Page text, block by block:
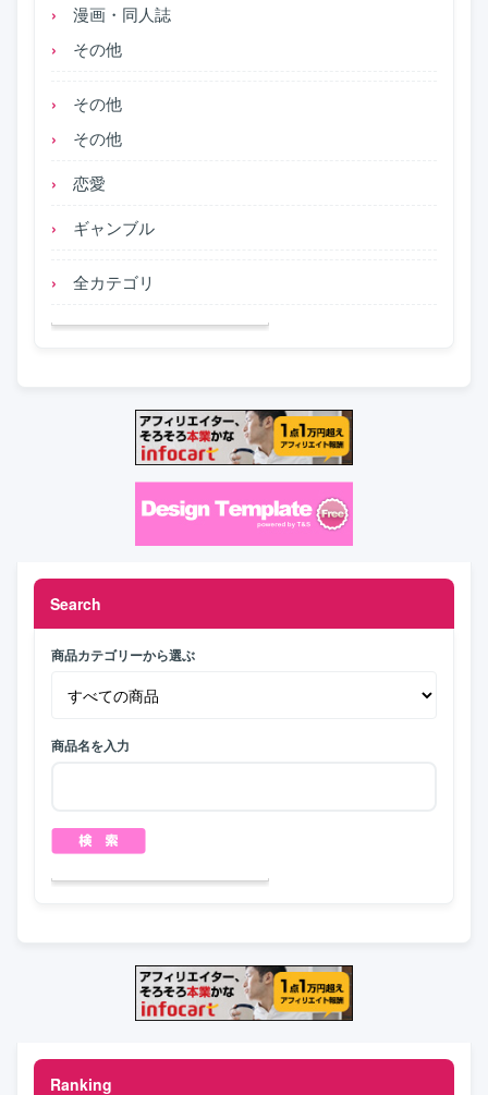
漫画・同人誌
その他
その他
その他
恋愛
ギャンブル
全カテゴリ
Search
商品カテゴリーから選ぶ
商品名を入力
Ranking